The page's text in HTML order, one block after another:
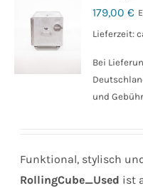
179,00€
Lieferzeit:
Bei
und
Funktional, stylisch
RollingCube_Used ist